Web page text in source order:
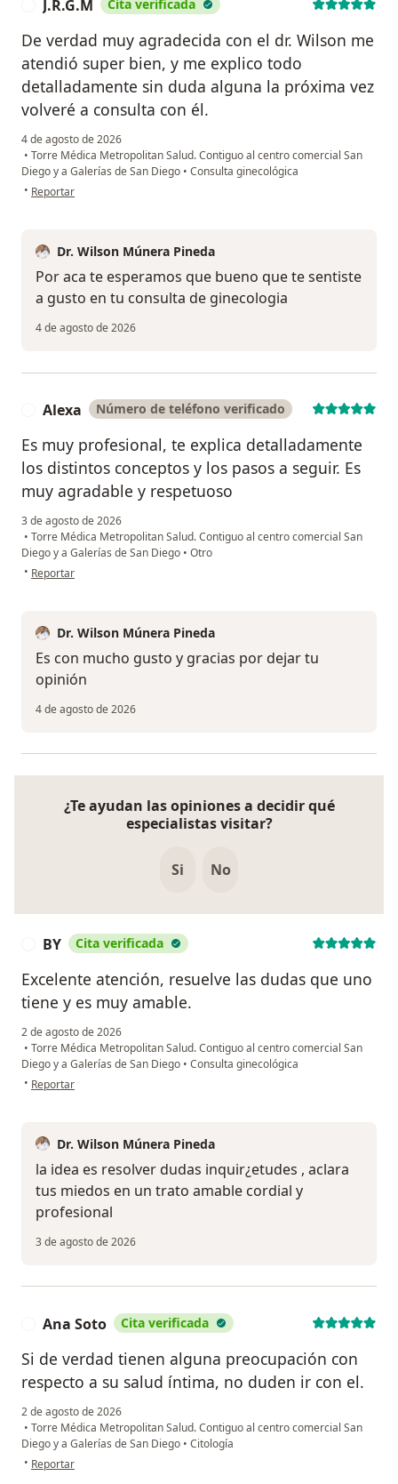
J.R.G.M Cita verificada
De verdad muy agradecida con el dr. Wilson me
atendió super bien, y me explico todo
detalladamente sin duda alguna la próxima vez
volveré a consulta con él.
4 de agosto de 2026
• Torre Médica Metropolitan Salud. Contiguo al centro comercial San
Diego y a Galerías de San Diego • Consulta ginecológica
• en opinión del usuario J.R.G.M
Reportar
Dr. Wilson Múnera Pineda
Por aca te esperamos que bueno que te sentiste
a gusto en tu consulta de ginecologia
4 de agosto de 2026
Alexa Número de teléfono verificado
Es muy profesional, te explica detalladamente
los distintos conceptos y los pasos a seguir. Es
muy agradable y respetuoso
3 de agosto de 2026
• Torre Médica Metropolitan Salud. Contiguo al centro comercial San
Diego y a Galerías de San Diego • Otro
• en opinión del usuario Alexa
Reportar
Dr. Wilson Múnera Pineda
Es con mucho gusto y gracias por dejar tu
opinión
4 de agosto de 2026
¿Te ayudan las opiniones a decidir qué
especialistas visitar?
Si No
BY Cita verificada
Excelente atención, resuelve las dudas que uno
tiene y es muy amable.
2 de agosto de 2026
• Torre Médica Metropolitan Salud. Contiguo al centro comercial San
Diego y a Galerías de San Diego • Consulta ginecológica
• en opinión del usuario BY
Reportar
Dr. Wilson Múnera Pineda
la idea es resolver dudas inquir¿etudes , aclara
tus miedos en un trato amable cordial y
profesional
3 de agosto de 2026
Ana Soto Cita verificada
Si de verdad tienen alguna preocupación con
respecto a su salud íntima, no duden ir con el.
2 de agosto de 2026
• Torre Médica Metropolitan Salud. Contiguo al centro comercial San
Diego y a Galerías de San Diego • Citología
• en opinión del usuario Ana Soto
Reportar